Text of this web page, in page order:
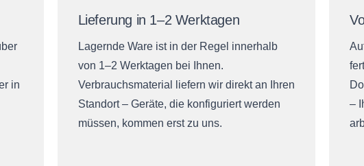
in
Lieferung in 1–2 Werktagen
Lagernde Ware ist in der Regel innerhalb
von 1–2 Werktagen bei Ihnen.
Verbrauchsmaterial liefern wir direkt an Ihren
Standort – Geräte, die konfiguriert werden
müssen, kommen erst zu uns.
–